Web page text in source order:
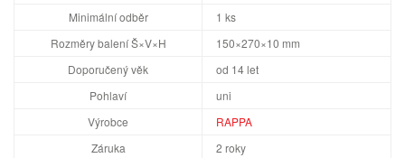
Minimální odběr
1 ks
Rozměry balení Š×V×H
150×270×10 mm
Doporučený věk
od 14 let
Pohlaví
uni
Výrobce
RAPPA
Záruka
2 roky